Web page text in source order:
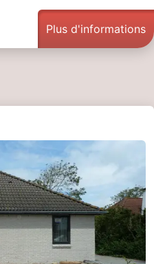
Plus d'informations